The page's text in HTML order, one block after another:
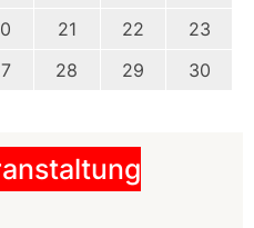
21 22
23
28 29
30